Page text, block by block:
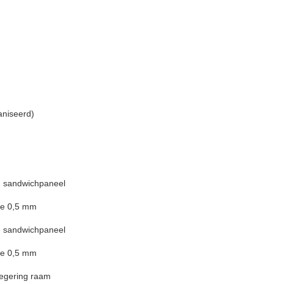
0,5 mm
0,5 mm
raam